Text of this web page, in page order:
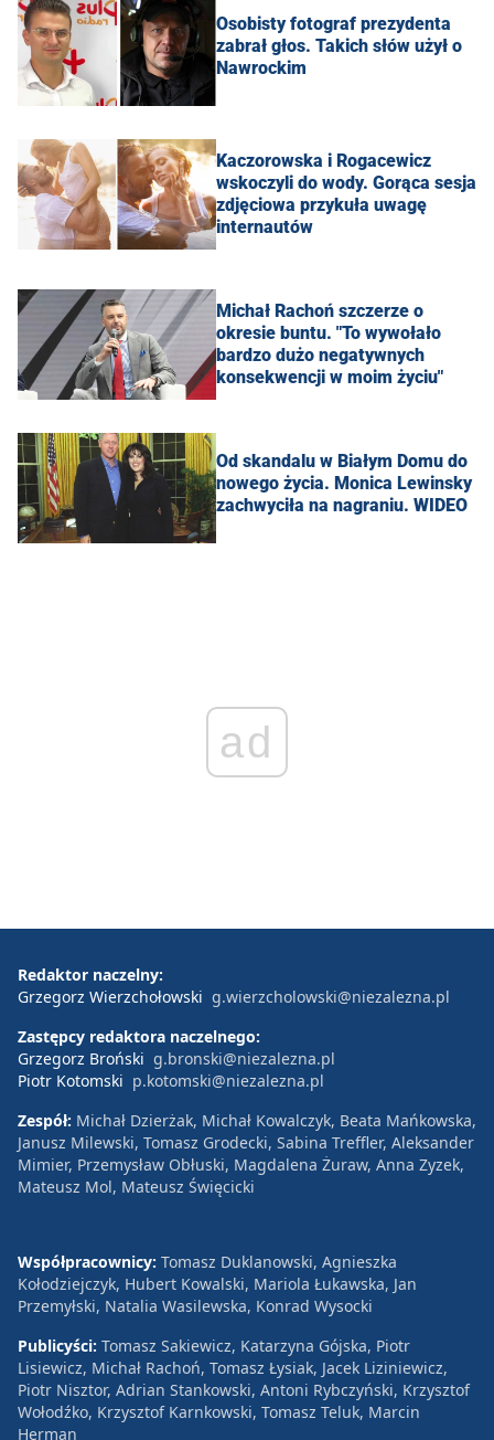
Osobisty fotograf prezydenta
zabrał głos. Takich słów użył o
Nawrockim
Kaczorowska i Rogacewicz
wskoczyli do wody. Gorąca sesja
zdjęciowa przykuła uwagę
internautów
Michał Rachoń szczerze o
okresie buntu. "To wywołało
bardzo dużo negatywnych
konsekwencji w moim życiu"
Od skandalu w Białym Domu do
nowego życia. Monica Lewinsky
zachwyciła na nagraniu. WIDEO
ad
Redaktor naczelny:
Grzegorz Wierzchołowski g.wierzcholowski@niezalezna.pl
Zastępcy redaktora naczelnego:
Grzegorz Broński g.bronski@niezalezna.pl
Piotr Kotomski p.kotomski@niezalezna.pl
Zespół: Michał Dzierżak, Michał Kowalczyk, Beata Mańkowska,
Janusz Milewski, Tomasz Grodecki, Sabina Treffler, Aleksander
Mimier, Przemysław Obłuski, Magdalena Żuraw, Anna Zyzek,
Mateusz Mol, Mateusz Święcicki
Współpracownicy: Tomasz Duklanowski, Agnieszka
Kołodziejczyk, Hubert Kowalski, Mariola Łukawska, Jan
Przemyłski, Natalia Wasilewska, Konrad Wysocki
Publicyści: Tomasz Sakiewicz, Katarzyna Gójska, Piotr
Lisiewicz, Michał Rachoń, Tomasz Łysiak, Jacek Liziniewicz,
Piotr Nisztor, Adrian Stankowski, Antoni Rybczyński, Krzysztof
Wołodźko, Krzysztof Karnkowski, Tomasz Teluk, Marcin
Herman